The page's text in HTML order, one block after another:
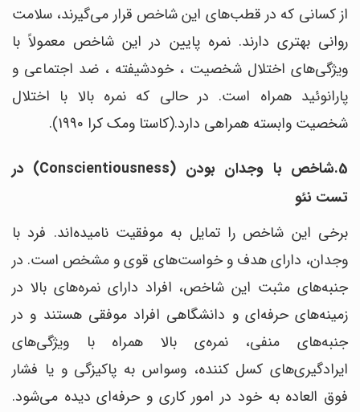
از کسانی که در قطب‌های این شاخص قرار می‌گیرند، سلامت
روانی بهتری دارند. نمره پایین در این شاخص معمولاً با
ویژگی‌های اختلال شخصیت ، خودشیفته ، ضد اجتماعی و
پارانوئید همراه است. در حالی که نمره بالا با اختلال
شخصیت وابسته همراهی دارد.(کاستا ومک کرا 1990).
5.شاخص با وجدان بودن (Conscientiousness) در
تست نئو
برخی این شاخص را تمایل به موفقیت نامیده‌اند. فرد با
وجدان، دارای هدف و خواست‌های قوی و مشخص است. در
جنبه‌های مثبت این شاخص، افراد دارای نمره‌های بالا در
زمینه‌های حرفه‌ای و دانشگاهی افراد موفقی هستند و در
جنبه‌های منفی، نمره‌ی بالا همراه با ویژگی‌های
ایرادگیری‌های کسل کننده، وسواس به پاکیزگی و یا فشار
فوق العاده به خود در امور کاری و حرفه‌ای دیده می‌شود.